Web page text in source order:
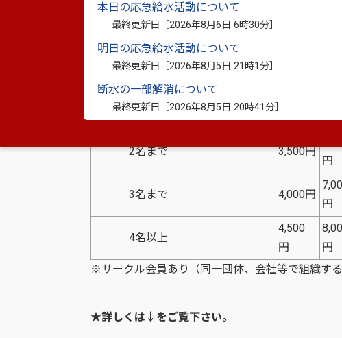
本日の応急給水活動について
最終更新日［2026年8月6日 6時30分
明日の応急給水活動について
最終更新日［2026年8月5日 21時1分
断水の一部解消について
最終更新日［2026年8月5日 20時41分
■個人会員
■家族会員（同一世帯に居住する
者）
2名まで 3,500円
円
3名まで 4,000円
円
4名以上
4,500
円
円
※サークル会員あり（同一団体、会社等で組織する
★詳しくは↓をご覧下さい。